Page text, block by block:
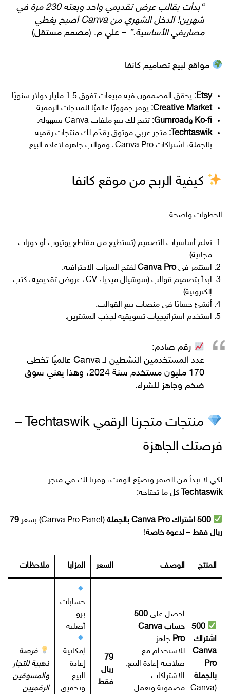
“بدأت بقالب عرض تقديمي واحد وبعته 230 مرة في
شهرين! الدخل الشهري من Canva أصبح يغطي
مصاريفي الأساسية.” – علي م. (مصمم مستقل)
مواقع لبيع تصاميم كانفا
Etsy: يحقق المصممون فيه مبيعات تفوق 1.5 مليار دولار سنويًا.
Creative Market: يوفر جمهورًا عالميًا للمنتجات الرقمية.
Ko‑fi وGumroad:
تتيح لك بيع ملفات Canva بسهولة.
Techtaswik: متجر عربي موثوق يقدّم لك منتجات رقمية
بالجملة، اشتراكات Canva Pro، وقوالب جاهزة لإعادة البيع.
كيفية الربح من موقع كانفا
الخطوات واضحة:
تعلم أساسيات التصميم (تستطيع من مقاطع يوتيوب أو دورات
مجانية).
استثمر فيCanva Pro لفتح الميزات الاحترافية.
ابدأ بتصميم قوالب (سوشيال ميديا، CV، عروض تقديمية، كتب
إلكترونية).
أنشئ حسابًا في منصات بيع القوالب.
استخدم استراتيجيات تسويقية لجذب المشترين.
رقم صادم:
عدد المستخدمين النشطين لـ Canva عالميًا تخطى
170 مليون مستخدم
سنة 2024، وهذا يعني سوق
ضخم وجاهز للشراء.
منتجات متجرنا الرقمي Techtaswik –
فرصتك الجاهزة
لكي لا تبدأ من الصفر وتضيّع الوقت، وفرنا لك في متجر
Techtaswik كل ما تحتاجه:
500 اشتراك Canva Pro بالجملة (Canva Pro Panel) بسعر
79
ريال فقط – لدعوة خاصة!
المنتج الوصف السعر المزايا ملاحظات
500
اشتراك
Canva
Pro
بالجملة
(Canva
احصل على 500
حساب Canva
Pro جاهز
للاستخدام مع
صلاحية إعادة البيع.
الاشتراكات
مضمونة وتعمل
79
ريال
فقط
حسابات
برو
أصلية
إمكانية
إعادة
البيع
وتحقيق
فرصة
ذهبية للتجار
والمسوقين
الرقميين